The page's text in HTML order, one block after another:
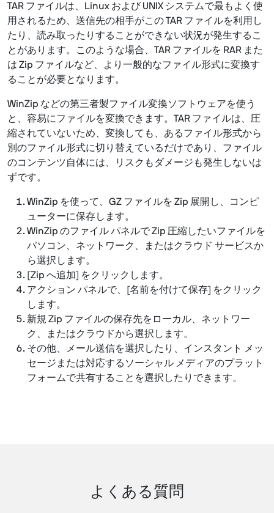
TAR ファイルは、Linux および UNIX システムで最もよく使
用されるため、送信先の相手がこの TAR ファイルを利用し
たり、読み取ったりすることができない状況が発生するこ
とがあります。このような場合、TAR ファイルを RAR また
は Zip ファイルなど、より一般的なファイル形式に変換す
ることが必要となります。
WinZip などの第三者製ファイル変換ソフトウェアを使う
と、容易にファイルを変換できます。TAR ファイルは、圧
縮されていないため、変換しても、あるファイル形式から
別のファイル形式に切り替えているだけであり、ファイル
のコンテンツ自体には、リスクもダメージも発生しないは
ずです。
WinZip を使って、GZ ファイルを Zip 展開し、コンピ
ューターに保存します。
WinZip のファイル パネルで Zip 圧縮したいファイルを
パソコン、ネットワーク、またはクラウド サービスか
ら選択します。
[Zip へ追加] をクリックします。
アクション パネルで、[名前を付けて保存] をクリック
します。
新規 Zip ファイルの保存先をローカル、ネットワー
ク、またはクラウドから選択します。
その他、メール送信を選択したり、インスタント メッ
セージまたは対応するソーシャル メディアのプラット
フォームで共有することを選択したりできます。
よくある質問